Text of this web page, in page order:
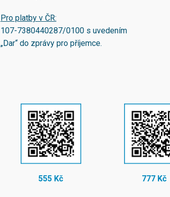
Pro platby v ČR:
107-7380440287/0100s uvedením
„Dar“ do zprávy pro příjemce.
555 Kč 777 Kč